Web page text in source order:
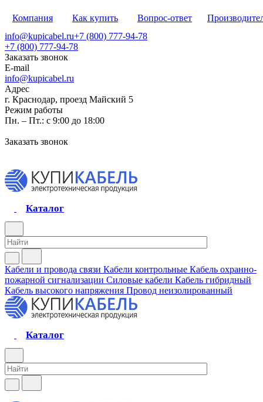
Компания Как купить Вопрос-ответ
info@kupicabel.ru+7 (800) 777-94-78
+7 (800) 777-94-78
Заказать звонок
E-mail
info@kupicabel.ru
Адрес
г. Краснодар, проезд Майский 5
Режим работы
Пн. – Пт.: с 9:00 до 18:00
Заказать звонок
Каталог
Кабели и провода связи Кабели контрольные Кабель охранно-
пожарной сигнализации Силовые кабели Кабель гибридный
Кабель высокого напряжения Провод неизолированный
Каталог